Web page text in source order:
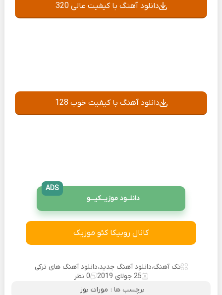
دانلود آهنگ با کیفیت عالی 320
دانلود آهنگ با کیفیت خوب 128
دانلــود موزیــکیـــو
ADS
کانال روبیکا کئو موزیک
تک آهنگ،دانلود آهنگ جدید،دانلود آهنگ های ترکی
25 جولای 2019
0 نظر
برچسب ها : مورات بوز